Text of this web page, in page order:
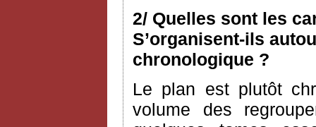
2/ Quelles sont les
S’organisent-ils
chronologique ?
Le plan est plutôt
volume des